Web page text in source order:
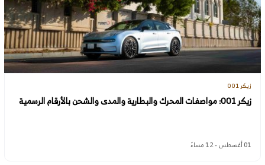
زيكر 001
زيكر 001: مواصفات المحرك والبطارية والمدى والشحن بالأرقام الرسمية
01 أغسطس - 12 مساءً